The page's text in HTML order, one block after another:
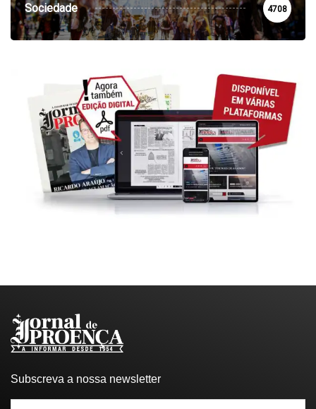
Sociedade 4708
Subscreva a nossa newsletter